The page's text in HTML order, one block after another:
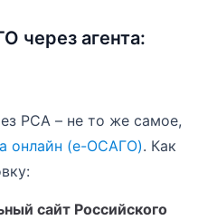
через агента:
РСА – не то же самое,
онлайн (е-ОСАГО). Как
сайт Российского